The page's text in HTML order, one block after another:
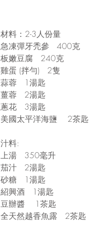
材料：2-3人份量
急凍彈牙禿參   400克
板嫩豆腐   240克
雞蛋 (拌勻)   2隻
蒜蓉   1湯匙
薑蓉   2湯匙
蔥花   3湯匙
美國太平洋海鹽    2茶匙
汁料:
上湯   350毫升
茄汁   2湯匙
砂糖   1湯匙
紹興酒   1湯匙
豆辦醬    1茶匙
全天然越香魚露   2茶匙